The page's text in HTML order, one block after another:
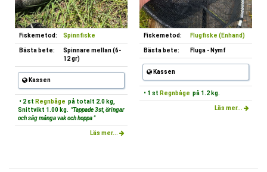
Fiskemetod: Spinnfiske
Bästa bete:
Spinnare mellan (6-
12 gr)
Kassen
• 2 st Regnbåge på totalt 2.0 kg,
Snittvikt 1.00 kg. "Tappade 3st, öringar
och såg många vak och hoppa "
Läs mer...
Fiskemetod: Flugfiske (Enhand)
Bästa bete: Fluga - Nymf
Kassen
• 1 st Regnbåge på 1.2 kg.
Läs mer...